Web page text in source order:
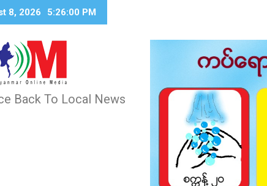
8, 2026 5:26:01 PM
Back To Local News